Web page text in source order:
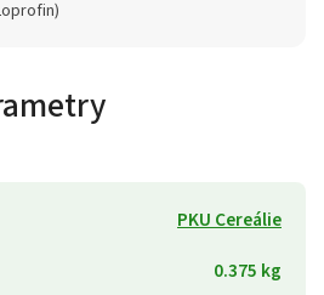
PKU Cereálie
0.375 kg